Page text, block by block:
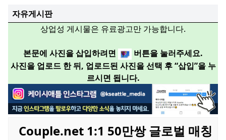
자유게시판
상업성 게시물은 유료광고만 가능합니다.
본문에 사진을 삽입하려면
버튼을 눌러주세요.
사진을 업로드 한 뒤, 업로드된 사진을 선택 후 “삽입”을 누
르시면 됩니다.
Couple.net 1:1 50만쌍 글로벌 매칭